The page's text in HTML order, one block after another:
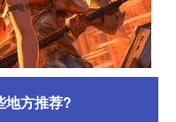
地方推荐?